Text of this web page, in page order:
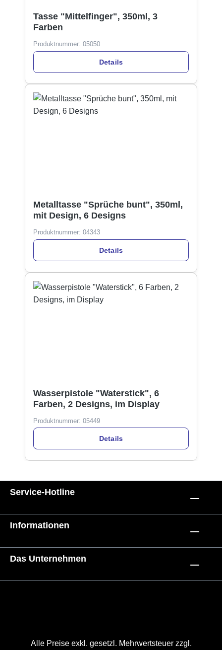
Tasse "Mittelfinger", 350ml, 3
Farben
Produktnummer: 05050
Details
Metalltasse "Sprüche bunt", 350ml,
mit Design, 6 Designs
Produktnummer: 04343
Details
Wasserpistole "Waterstick", 6
Farben, 2 Designs, im Display
Produktnummer: 05449
Details
Service-Hotline
Informationen
Das Unternehmen
Alle Preise exkl. gesetzl. Mehrwertsteuer zzgl.